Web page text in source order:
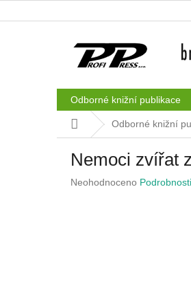
na
Odborné knižní publikace
Domů Odborné knižní
Nemoci zvířat
Průměrné
Neohodnoceno